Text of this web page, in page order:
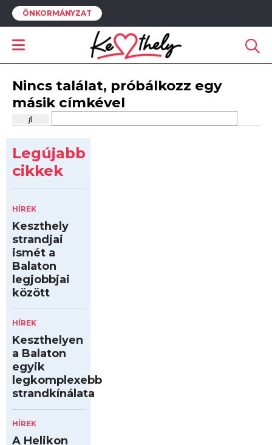
ÖNKORMÁNYZAT
Nincs találat, próbálkozz egy
másik címkével
Legújabb
cikkek
HÍREK
Keszthely
strandjai
ismét a
Balaton
legjobbjai
között
HÍREK
Keszthelyen
a Balaton
egyik
legkomplexebb
strandkínálata
HÍREK
A Helikon